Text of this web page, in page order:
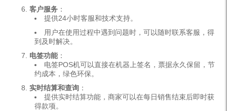
客户服务：
提供24小时客服和技术支持。
用户在使用过程中遇到问题时，可以随时联系客服，得
到及时解决。
电签功能：
电签POS机可以直接在机器上签名，票据永久保留，节
约成本，绿色环保。
实时结算和查询：
提供实时结算功能，商家可以在每日销售结束后即时获
得款项。